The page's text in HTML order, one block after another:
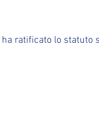
ratificato lo statuto